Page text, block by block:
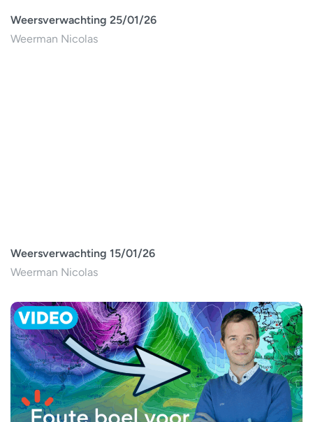
Weersverwachting 25/01/26
Weerman Nicolas
Weersverwachting 15/01/26
Weerman Nicolas